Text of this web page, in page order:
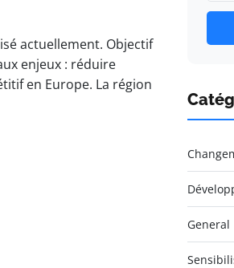
actuellement. Objectif
enjeux : réduire
en Europe. La région
General